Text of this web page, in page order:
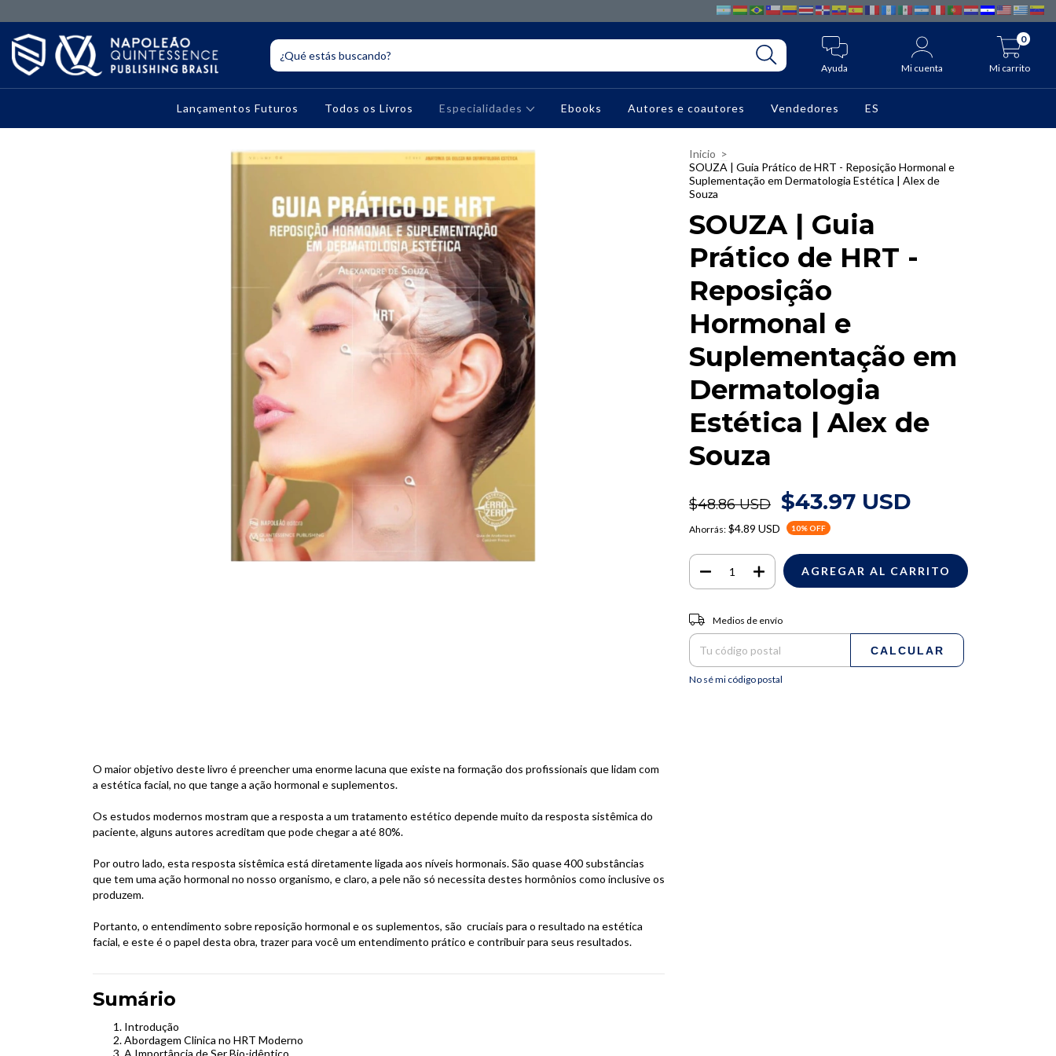
Ayuda Mi cuenta Mi carrito
0
Lançamentos Futuros Todos os Livros Especialidades Ebooks Autores e coautores Vendedores ES
O maior objetivo deste livro é preencher uma enorme lacuna que existe na formação dos profissionais que lidam com
a estética facial, no que tange a ação hormonal e suplementos.
Os estudos modernos mostram que a resposta a um tratamento estético depende muito da resposta sistêmica do
paciente, alguns autores acreditam que pode chegar a até 80%.
Por outro lado, esta resposta sistêmica está diretamente ligada aos níveis hormonais. São quase 400 substâncias
que tem uma ação hormonal no nosso organismo, e claro, a pele não só necessita destes hormônios como inclusive os
produzem.
Portanto, o entendimento sobre reposição hormonal e os suplementos, são cruciais para o resultado na estética
facial, e este é o papel desta obra, trazer para você um entendimento prático e contribuir para seus resultados.
Sumário
Introdução
Abordagem Clinica no HRT Moderno
Inicio >
SOUZA | Guia Prático de HRT - Reposição Hormonal e
Suplementação em Dermatologia Estética | Alex de
Souza
SOUZA | Guia
Prático de HRT -
Reposição
Hormonal e
Suplementação em
Dermatologia
Estética | Alex de
Souza
$48.86 USD $43.97 USD
Ahorrás: $4.89 USD 10% OFF
Entregas para el CP:
Medios de envío
CALCULAR
No sé mi código postal